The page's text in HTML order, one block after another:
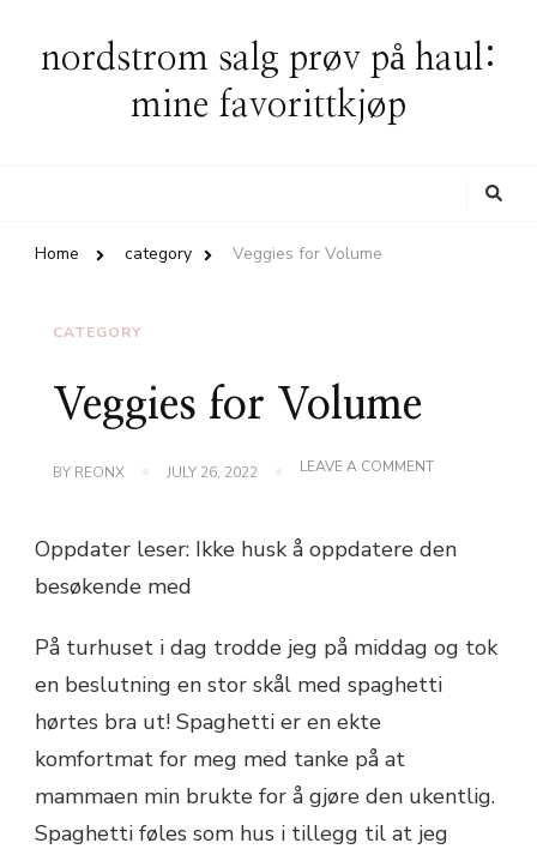
nordstrom salg prøv på haul:
mine favorittkjøp
Home category Veggies for Volume
CATEGORY
Veggies for Volume
BY REONX JULY 26, 2022 LEAVE A COMMENTON
Oppdater leser: Ikke husk å oppdatere den
besøkende med
På turhuset i dag trodde jeg på middag og tok
en beslutning en stor skål med spaghetti
hørtes bra ut! Spaghetti er en ekte
komfortmat for meg med tanke på at
mammaen min brukte for å gjøre den ukentlig.
Spaghetti føles som hus i tillegg til at jeg